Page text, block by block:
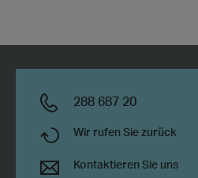
288 687 20
Wir rufen Sie zurück
Kontaktieren Sie uns